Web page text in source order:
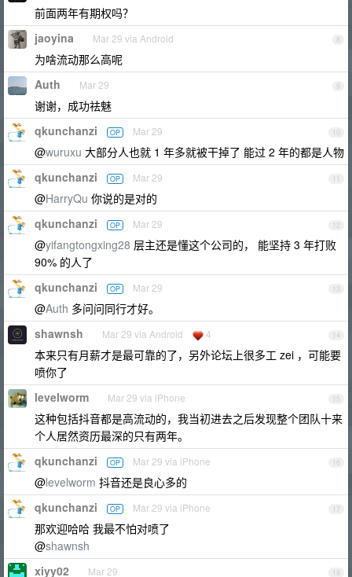
前面两年有期权吗？
8
jaoyina Mar 29 via Android
为啥流动那么高呢
9
Auth Mar 29
谢谢，成功祛魅
10
qkunchanzi OP Mar 29
@wuruxu 大部分人也就 1 年多就被干掉了 能过 2 年的都是人物
11
qkunchanzi OP Mar 29
@HarryQu 你说的是对的
12
qkunchanzi OP Mar 29
@yifangtongxing28 层主还是懂这个公司的， 能坚持 3 年打败
90% 的人了
13
qkunchanzi OP Mar 29
@Auth 多问问同行才好。
14
shawnsh Mar 29 via Android 4
本来只有月薪才是最可靠的了，另外论坛上很多工 zei ，可能要
喷你了
15
levelworm Mar 29 via iPhone
这种包括抖音都是高流动的，我当初进去之后发现整个团队十来
个人居然资历最深的只有两年。
16
qkunchanzi OP Mar 29 via iPhone
@levelworm 抖音还是良心多的
17
qkunchanzi OP Mar 29 via iPhone
那欢迎哈哈 我最不怕对喷了
@shawnsh
18
xiyy02 Mar 29